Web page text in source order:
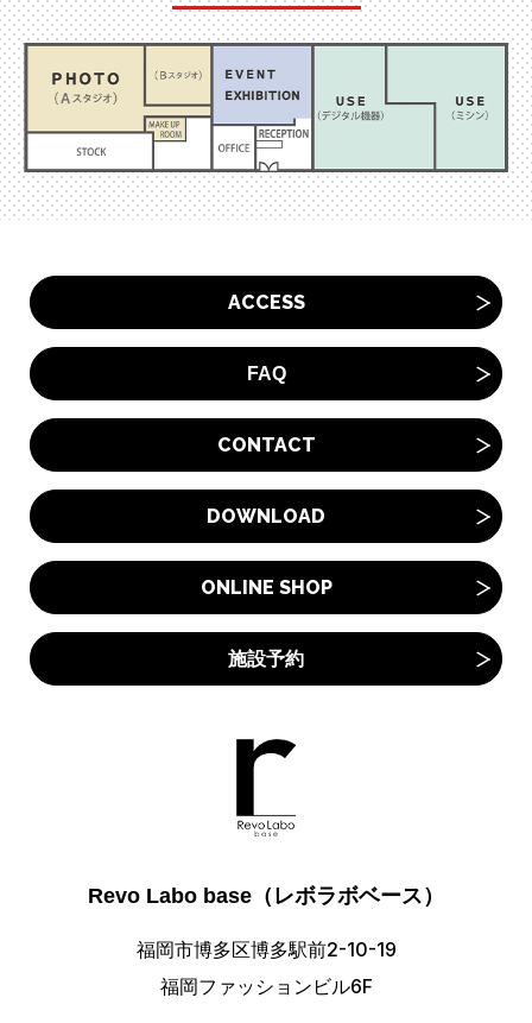
ACCESS
FAQ
CONTACT
DOWNLOAD
ONLINE SHOP
施設予約
Revo Labo base（レボラボベース）
福岡市博多区博多駅前2-10-19
福岡ファッションビル6F